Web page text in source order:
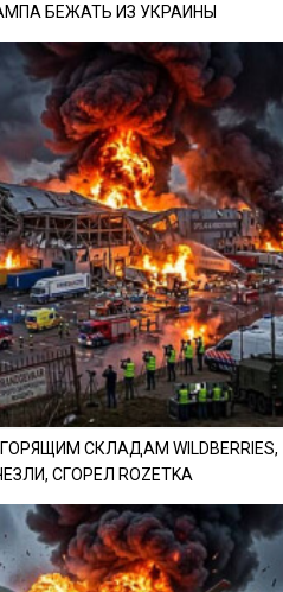
БЕЖАТЬ ИЗ УКРАИНЫ
СКЛАДАМ WILDBERRIES,
СГОРЕЛ ROZETKA